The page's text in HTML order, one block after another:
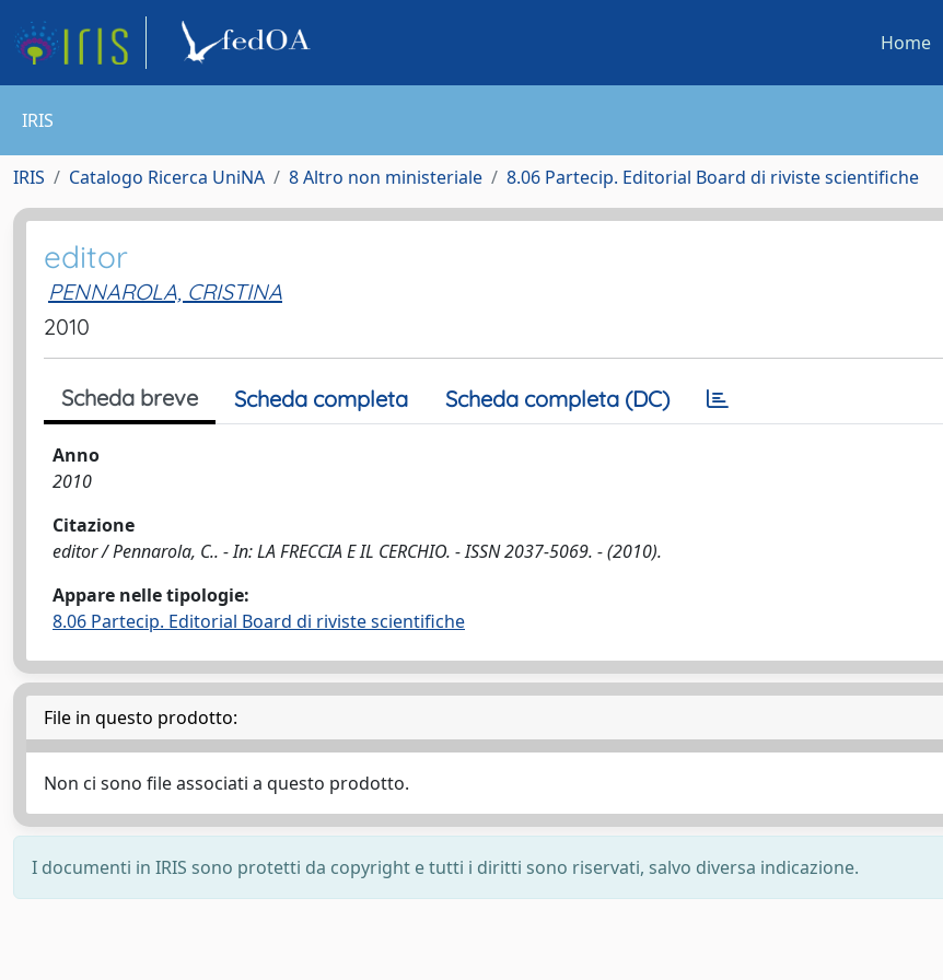
Home
IRIS
IRIS Catalogo Ricerca UniNA 8 Altro non ministeriale 8.06 Partecip. Editorial Board di riviste scientifiche
editor
PENNAROLA, CRISTINA
2010
Scheda breve Scheda completa Scheda completa (DC)
Anno
2010
Citazione
editor / Pennarola, C.. - In: LA FRECCIA E IL CERCHIO. - ISSN 2037-5069. - (2010).
Appare nelle tipologie:
8.06 Partecip. Editorial Board di riviste scientifiche
File in questo prodotto:
Non ci sono file associati a questo prodotto.
I documenti in IRIS sono protetti da copyright e tutti i diritti sono riservati, salvo diversa indicazione.